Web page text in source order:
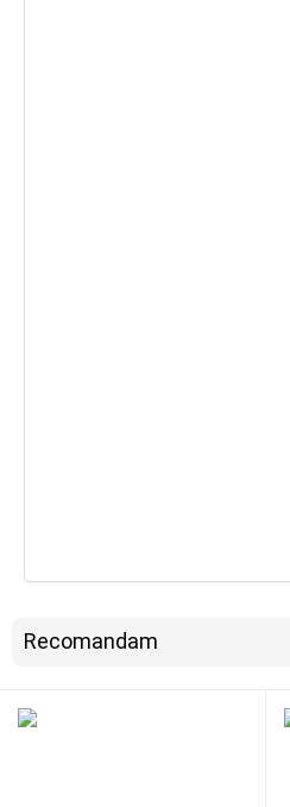
Recomandam